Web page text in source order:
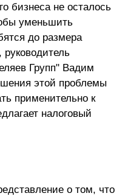
бизнеса не осталось
уменьшить
до размера
руководитель
Групп" Вадим
этой проблемы
применительно к
налоговый
о том, что